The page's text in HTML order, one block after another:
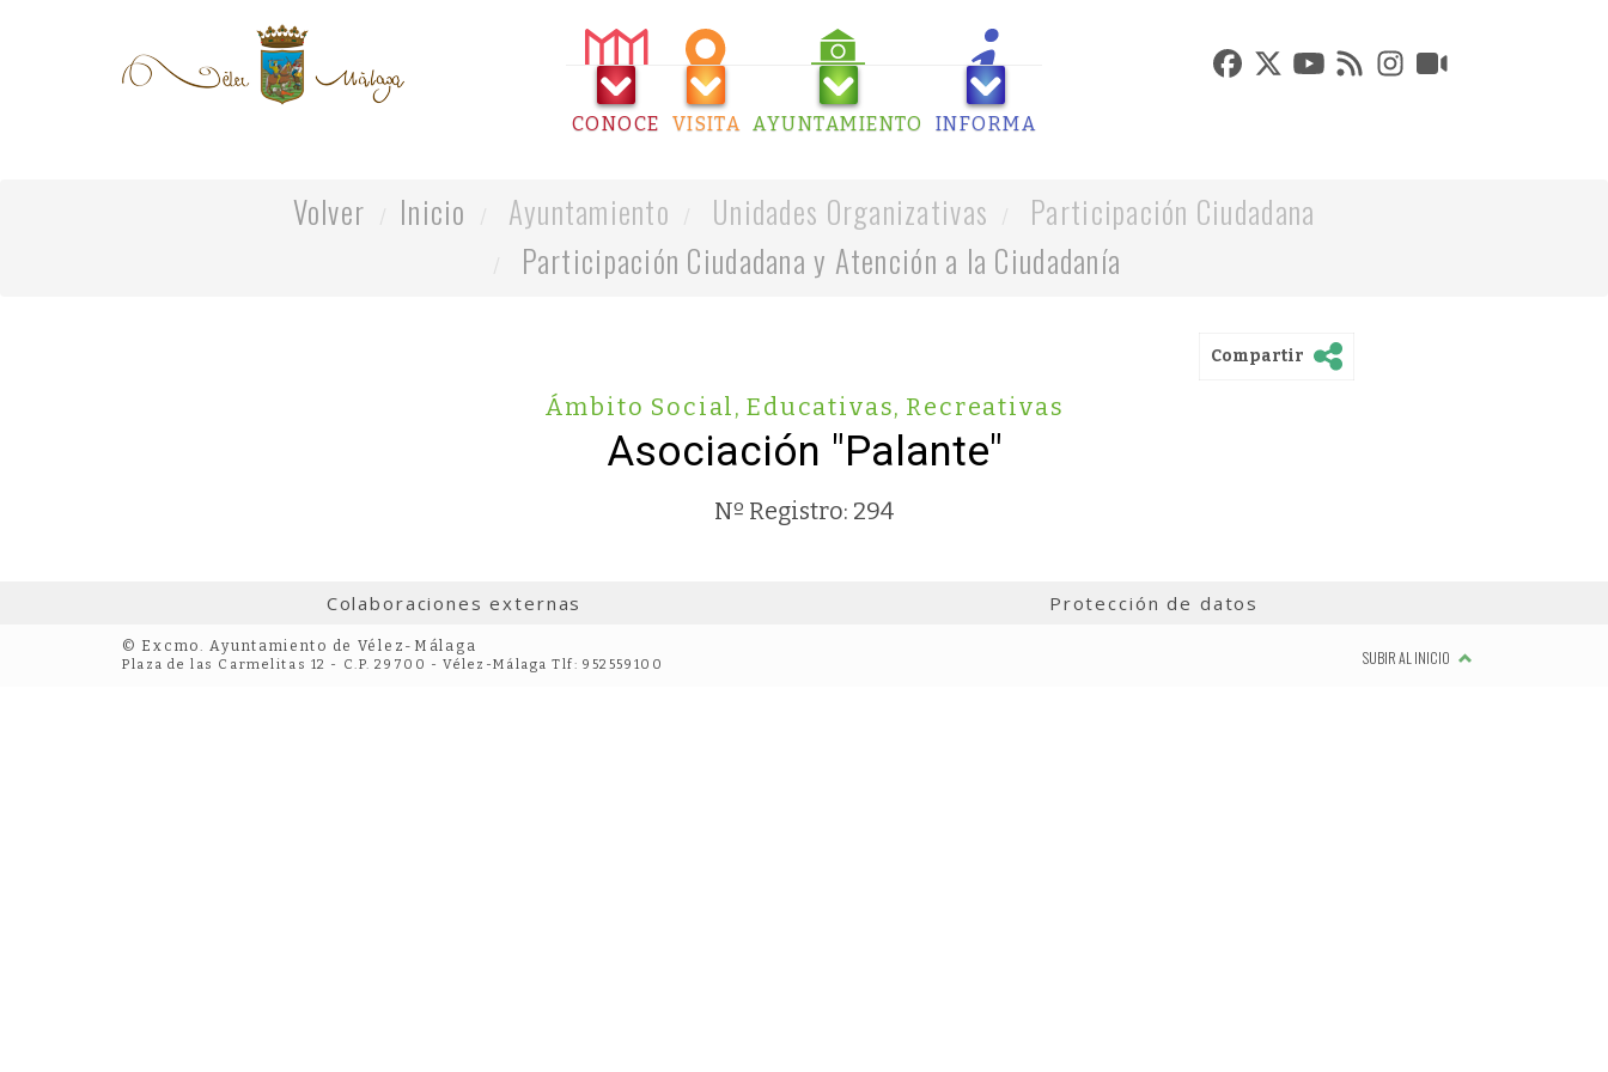
CONOCE VISITA AYUNTAMIENTO INFORMA
Volver Inicio Ayuntamiento Unidades Organizativas
Participación Ciudadana
Participación Ciudadana y Atención a la Ciudadanía
Compartir
Ámbito Social, Educativas, Recreativas
Asociación "Palante"
Nº Registro: 294
Colaboraciones externas Protección de datos
© Excmo. Ayuntamiento de Vélez-Málaga
Plaza de las Carmelitas 12 - C.P. 29700 - Vélez-Málaga Tlf: 952559100 SUBIR AL INICIO